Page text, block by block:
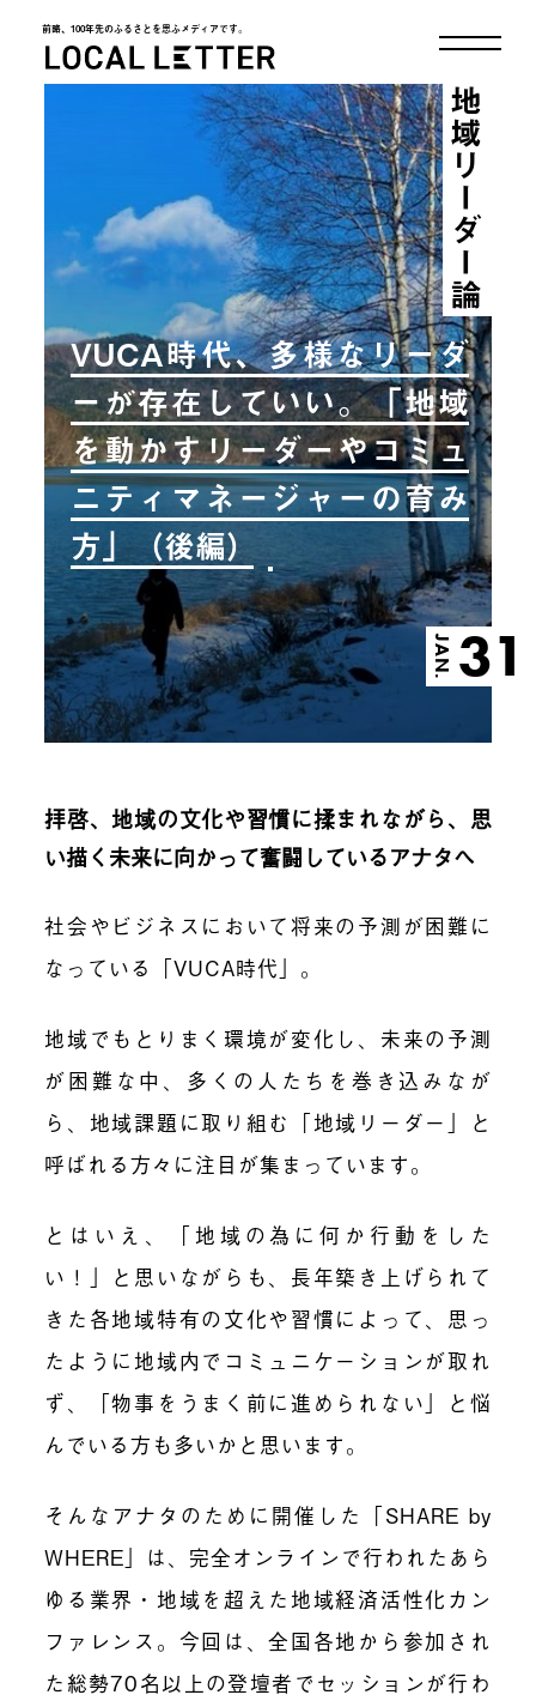
前略、100年先のふるさとを思ふメディアです。
LOCAL LETTER
VUCA時代、多様なリーダ
ーが存在していい。「地域
を動かすリーダーやコミュ
ニティマネージャーの育み
方」（後編）
JAN. 31
地域リーダー論
拝啓、地域の文化や習慣に揉まれながら、思
い描く未来に向かって奮闘しているアナタへ
社会やビジネスにおいて将来の予測が困難に
なっている「VUCA時代」。
地域でもとりまく環境が変化し、未来の予測
が困難な中、多くの人たちを巻き込みなが
ら、地域課題に取り組む「地域リーダー」と
呼ばれる方々に注目が集まっています。
とはいえ、「地域の為に何か行動をした
い！」と思いながらも、長年築き上げられて
きた各地域特有の文化や習慣によって、思っ
たように地域内でコミュニケーションが取れ
ず、「物事をうまく前に進められない」と悩
んでいる方も多いかと思います。
そんなアナタのために開催した「SHARE by
WHERE」は、完全オンラインで行われたあら
ゆる業界・地域を超えた地域経済活性化カン
ファレンス。今回は、全国各地から参加され
た総勢70名以上の登壇者でセッションが行わ